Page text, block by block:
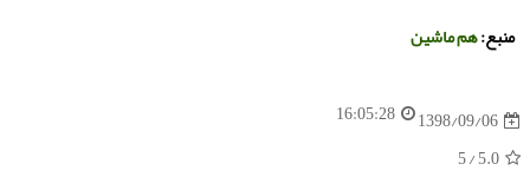
منبع:هم ماشین
1398/09/06
16:05:28
5.0
/ 5